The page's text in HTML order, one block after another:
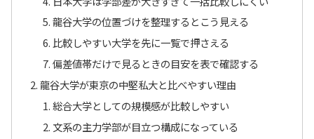
龍谷大学の位置づけを整理するとこう見える
比較しやすい大学を先に一覧で押さえる
偏差値帯だけで見るときの目安を表で確認する
龍谷大学が東京の中堅私大と比べやすい理由
総合大学としての規模感が比較しやすい
文系の主力学部が目立つ構成になっている